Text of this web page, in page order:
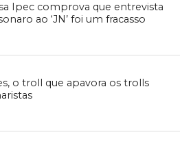
Ipec comprova que entrevista
ao ‘JN’ foi um fracasso
o troll que apavora os trolls